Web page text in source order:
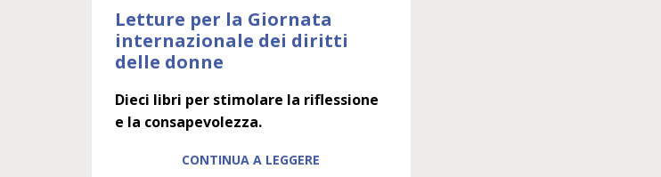
Letture per la Giornata
internazionale dei diritti
delle donne
Dieci libri per stimolare la riflessione
e la consapevolezza.
CONTINUA A LEGGERE